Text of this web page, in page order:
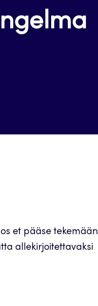
et pääse tekemään
allekirjoitettavaksi